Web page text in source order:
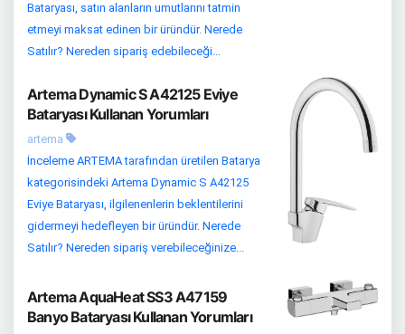
Bataryası, satın alanların umutlarını tatmin
etmeyi maksat edinen bir üründür. Nerede
Satılır? Nereden sipariş edebileceği...
Artema Dynamic S A42125 Eviye
Bataryası Kullanan Yorumları
artema
İnceleme ARTEMA tarafından üretilen Batarya
kategorisindeki Artema Dynamic S A42125
Eviye Bataryası, ilgilenenlerin beklentilerini
gidermeyi hedefleyen bir üründür. Nerede
Satılır? Nereden sipariş verebileceğinize...
Artema AquaHeat SS3 A47159
Banyo Bataryası Kullanan Yorumları